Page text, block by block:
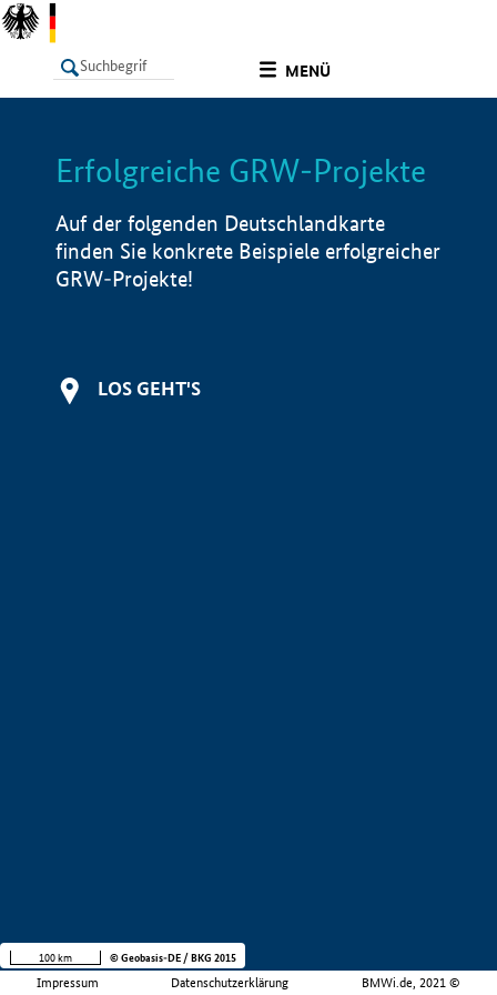
MENÜ
LISTE Info
Erfolgreiche GRW-Projekte
Auf der folgenden Deutschlandkarte
finden Sie konkrete Beispiele erfolgreicher
GRW-Projekte!
LOS GEHT'S
Impressum Datenschutzerklärung BMWi.de, 2021 ©
100 km © Geobasis-DE / BKG 2015